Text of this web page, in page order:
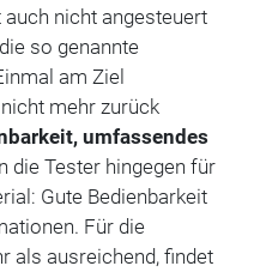
nicht angesteuert
so genannte
am Ziel
mehr zurück
umfassendes
die Tester hingegen für
Gute Bedienbarkeit
Für die
als ausreichend, findet